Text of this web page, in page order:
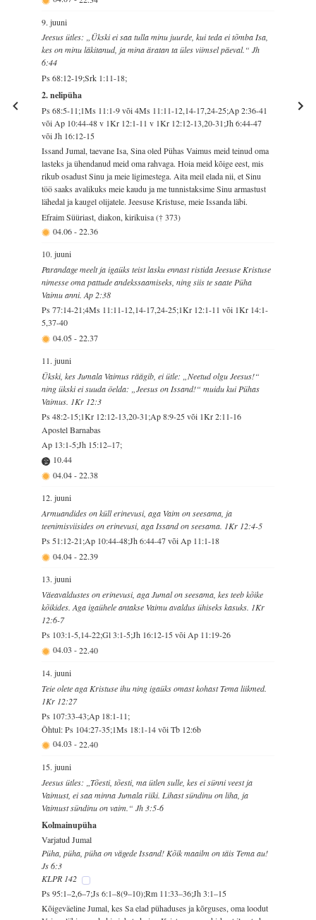
9. juuni
Jeesus ütles: „Ükski ei saa tulla minu juurde, kui teda ei tõmba Isa,
kes on minu läkitanud, ja mina äratan ta üles viimsel päeval.“ Jh
6:44
Ps 68:12-19;Srk 1:11-18;
2. nelipüha
Ps 68:5-11;1Ms 11:1-9 või 4Ms 11:11-12,14-17,24-25;Ap 2:36-41
või Ap 10:44-48 v 1Kr 12:1-11 v 1Kr 12:12-13,20-31;Jh 6:44-47
või Jh 16:12-15
Issand Jumal, taevane Isa, Sina oled Pühas Vaimus meid teinud oma
lasteks ja ühendanud meid oma rahvaga. Hoia meid kõige eest, mis
rikub osadust Sinu ja meie ligimestega. Aita meil elada nii, et Sinu
töö saaks avalikuks meie kaudu ja me tunnistaksime Sinu armastust
lähedal ja kaugel olijatele. Jeesuse Kristuse, meie Issanda läbi.
Efraim Süüriast, diakon, kirikuisa († 373)
04.06-22.36
10. juuni
Parandage meelt ja igaüks teist lasku ennast ristida Jeesuse Kristuse
nimesse oma pattude andekssaamiseks, ning siis te saate Püha
Vaimu anni. Ap 2:38
Ps 77:14-21;4Ms 11:11-12,14-17,24-25;1Kr 12:1-11 või 1Kr 14:1-
5,37-40
04.05-22.37
11. juuni
Ükski, kes Jumala Vaimus räägib, ei ütle: „Neetud olgu Jeesus!“
ning ükski ei suuda öelda: „Jeesus on Issand!“ muidu kui Pühas
Vaimus. 1Kr 12:3
Ps 48:2-15;1Kr 12:12-13,20-31;Ap 8:9-25 või 1Kr 2:11-16
Apostel Barnabas
Ap 13:1-5;Jh 15:12–17;
10.44
04.04-22.38
12. juuni
Armuandides on küll erinevusi, aga Vaim on seesama, ja
teenimisviisides on erinevusi, aga Issand on seesama. 1Kr 12:4-5
Ps 51:12-21;Ap 10:44-48;Jh 6:44-47 või Ap 11:1-18
04.04-22.39
13. juuni
Väeavaldustes on erinevusi, aga Jumal on seesama, kes teeb kõike
kõikides. Aga igaühele antakse Vaimu avaldus ühiseks kasuks. 1Kr
12:6-7
Ps 103:1-5,14-22;Gl 3:1-5;Jh 16:12-15 või Ap 11:19-26
04.03 -22.40
14. juuni
Teie olete aga Kristuse ihu ning igaüks omast kohast Tema liikmed.
1Kr 12:27
Ps 107:33-43;Ap 18:1-11;
Õhtul: Ps 104:27-35;1Ms 18:1-14 või Tb 12:6b
04.03 -22.40
15. juuni
Jeesus ütles: „Tõesti, tõesti, ma ütlen sulle, kes ei sünni veest ja
Vaimust, ei saa minna Jumala riiki. Lihast sündinu on liha, ja
Vaimust sündinu on vaim.“ Jh 3:5-6
Kolmainupüha
Varjatud Jumal
Püha, püha, püha on vägede Issand! Kõik maailm on täis Tema au!
Js 6:3
KLPR 142
Ps 95:1–2,6–7;Js 6:1–8(9–10);Rm 11:33–36;Jh 3:1–15
Kõigeväeline Jumal, kes Sa elad pühaduses ja kõrguses, oma loodut